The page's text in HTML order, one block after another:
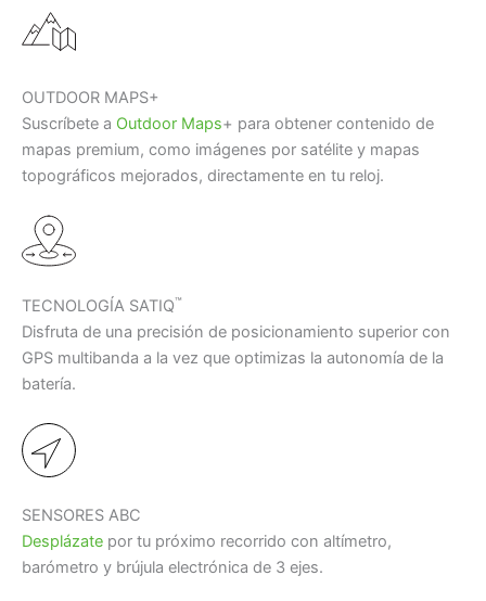
OUTDOOR MAPS+
Suscríbete a Outdoor Maps+ para obtener contenido de
mapas premium, como imágenes por satélite y mapas
topográficos mejorados, directamente en tu reloj.
TECNOLOGÍA SATIQ™
Disfruta de una precisión de posicionamiento superior con
GPS multibanda a la vez que optimizas la autonomía de la
batería.
SENSORES ABC
Desplázate por tu próximo recorrido con altímetro,
barómetro y brújula electrónica de 3 ejes.